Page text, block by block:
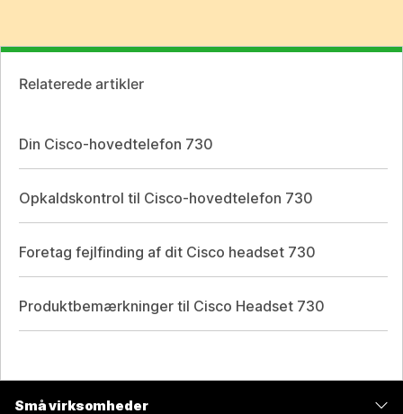
Relaterede artikler
Din Cisco-hovedtelefon 730
Opkaldskontrol til Cisco-hovedtelefon 730
Foretag fejlfinding af dit Cisco headset 730
Produktbemærkninger til Cisco Headset 730
Små virksomheder